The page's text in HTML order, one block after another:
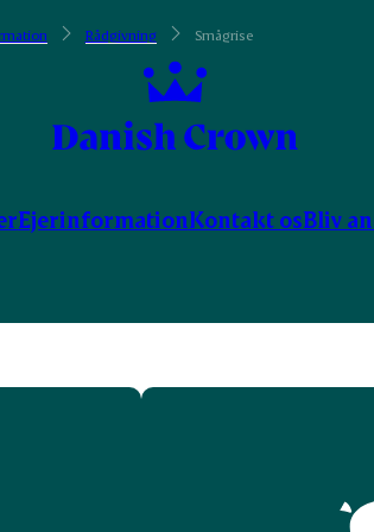
Rådgivning Smågrise
EjerinformationKontakt osBliv